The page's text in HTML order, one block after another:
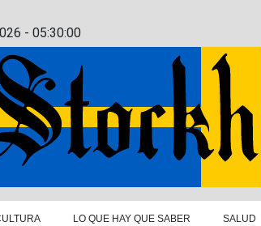
- 05:30:01
LO QUE HAY QUE SABER SALUD